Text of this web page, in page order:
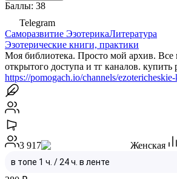
Баллы: 38
Telegram
Саморазвитие ЭзотерикаЛитература
Эзотерические книги, практики
Моя библиотека. Просто мой архив. Все
открытого доступа и тг каналов. купить
https://pomogach.io/channels/
3 917 Женская